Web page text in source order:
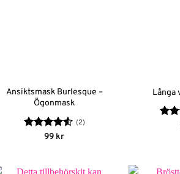
Ansiktsmask Burlesque –
Ögonmask
Betygsatt
(2)
99 kr
Långa